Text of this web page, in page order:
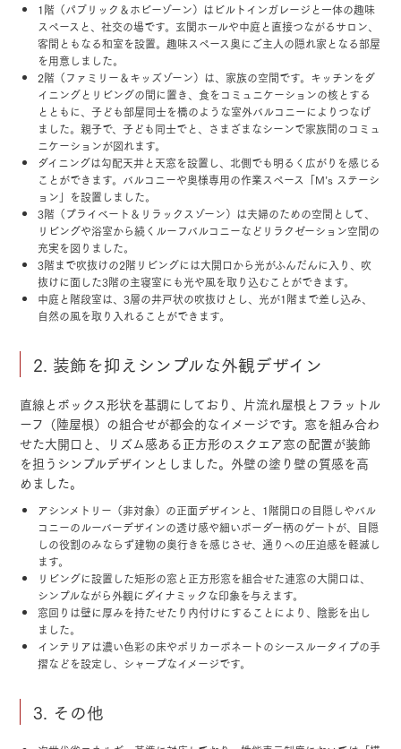
1階（パブリック＆ホビーゾーン）はビルトインガレージと一体の趣味
スペースと、社交の場です。玄関ホールや中庭と直接つながるサロン、
客間ともなる和室を設置。趣味スペース奥にご主人の隠れ家となる部屋
を用意しました。
2階（ファミリー＆キッズゾーン）は、家族の空間です。キッチンをダ
イニングとリビングの間に置き、食をコミュニケーションの核とする
とともに、子ども部屋同士を橋のような室外バルコニーによりつなげ
ました。親子で、子ども同士でと、さまざまなシーンで家族間のコミュ
ニケーションが図れます。
ダイニングは勾配天井と天窓を設置し、北側でも明るく広がりを感じる
ことができます。バルコニーや奥様専用の作業スペース「M’s ステーシ
ョン」を設置しました。
3階（プライベート＆リラックスゾーン）は夫婦のための空間として、
リビングや浴室から続くルーフバルコニーなどリラクゼーション空間の
充実を図りました。
3階まで吹抜けの2階リビングには大開口から光がふんだんに入り、吹
抜けに面した3階の主寝室にも光や風を取り込むことができます。
中庭と階段室は、3層の井戸状の吹抜けとし、光が1階まで差し込み、
自然の風を取り入れることができます。
2. 装飾を抑えシンプルな外観デザイン
直線とボックス形状を基調にしており、片流れ屋根とフラットル
ーフ（陸屋根）の組合せが都会的なイメージです。窓を組み合わ
せた大開口と、リズム感ある正方形のスクエア窓の配置が装飾
を担うシンプルデザインとしました。外壁の塗り壁の質感を高
めました。
アシンメトリー（非対象）の正面デザインと、1階開口の目隠しやバル
コニーのルーバーデザインの透け感や細いボーダー柄のゲートが、目隠
しの役割のみならず建物の奥行きを感じさせ、通りへの圧迫感を軽減し
ます。
リビングに設置した矩形の窓と正方形窓を組合せた連窓の大開口は、
シンプルながら外観にダイナミックな印象を与えます。
窓回りは壁に厚みを持たせたり内付けにすることにより、陰影を出し
ました。
インテリアは濃い色彩の床やポリカーボネートのシースルータイプの手
摺などを設定し、シャープなイメージです。
3. その他